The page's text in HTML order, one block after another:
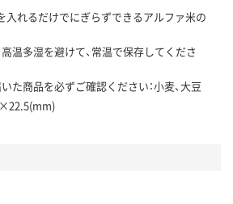
入れるだけでにぎらずできるアルファ米の
高温多湿を避けて、常温で保存してくださ
商品を必ずご確認ください：小麦、大豆